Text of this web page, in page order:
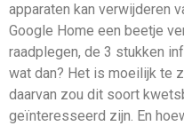
apparaten kan verwijderen
Google Home een beetje
raadplegen, de 3 stukken
wat dan? Het is moeilijk te
daarvan zou dit soort
geïnteresseerd zijn. En